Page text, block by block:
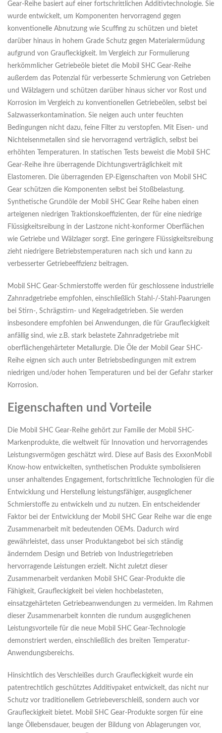
Gear-Reihe basiert auf einer fortschrittlichen Additivtechnologie. Sie
wurde entwickelt, um Komponenten hervorragend gegen
konventionelle Abnutzung wie Scuffing zu schützen und bietet
darüber hinaus in hohem Grade Schutz gegen Materialermüdung
aufgrund von Graufleckigkeit. Im Vergleich zur Formulierung
herkömmlicher Getriebeöle bietet die Mobil SHC Gear-Reihe
außerdem das Potenzial für verbesserte Schmierung von Getrieben
und Wälzlagern und schützen darüber hinaus sicher vor Rost und
Korrosion im Vergleich zu konventionellen Getriebeölen, selbst bei
Salzwasserkontamination. Sie neigen auch unter feuchten
Bedingungen nicht dazu, feine Filter zu verstopfen. Mit Eisen- und
Nichteisenmetallen sind sie hervorragend verträglich, selbst bei
erhöhten Temperaturen. In statischen Tests beweist die Mobil SHC
Gear-Reihe ihre überragende Dichtungsverträglichkeit mit
Elastomeren. Die überragenden EP-Eigenschaften von Mobil SHC
Gear schützen die Komponenten selbst bei Stoßbelastung.
Synthetische Grundöle der Mobil SHC Gear Reihe haben einen
arteigenen niedrigen Traktionskoeffizienten, der für eine niedrige
Flüssigkeitsreibung in der Lastzone nicht-konformer Oberflächen
wie Getriebe und Wälzlager sorgt. Eine geringere Flüssigkeitsreibung
zieht niedrigere Betriebstemperaturen nach sich und kann zu
verbesserter Getriebeeffizienz beitragen.
Mobil SHC Gear-Schmierstoffe werden für geschlossene industrielle
Zahnradgetriebe empfohlen, einschließlich Stahl-/-Stahl-Paarungen
bei Stirn-, Schrägstirn- und Kegelradgetrieben. Sie werden
insbesondere empfohlen bei Anwendungen, die für Graufleckigkeit
anfällig sind, wie z.B. stark belastete Zahnradgetriebe mit
oberflächengehärteter Metallurgie. Die Öle der Mobil Gear SHC-
Reihe eignen sich auch unter Betriebsbedingungen mit extrem
niedrigen und/oder hohen Temperaturen und bei der Gefahr starker
Korrosion.
Eigenschaften und Vorteile
Die Mobil SHC Gear-Reihe gehört zur Familie der Mobil SHC-
Markenprodukte, die weltweit für Innovation und hervorragendes
Leistungsvermögen geschätzt wird. Diese auf Basis des ExxonMobil
Know-how entwickelten, synthetischen Produkte symbolisieren
unser anhaltendes Engagement, fortschrittliche Technologien für die
Entwicklung und Herstellung leistungsfähiger, ausgeglichener
Schmierstoffe zu entwickeln und zu nutzen. Ein entscheidender
Faktor bei der Entwicklung der Mobil SHC Gear Reihe war die enge
Zusammenarbeit mit bedeutenden OEMs. Dadurch wird
gewährleistet, dass unser Produktangebot bei sich ständig
änderndem Design und Betrieb von Industriegetrieben
hervorragende Leistungen erzielt. Nicht zuletzt dieser
Zusammenarbeit verdanken Mobil SHC Gear-Produkte die
Fähigkeit, Graufleckigkeit bei vielen hochbelasteten,
einsatzgehärteten Getriebeanwendungen zu vermeiden. Im Rahmen
dieser Zusammenarbeit konnten die rundum ausgeglichenen
Leistungsvorteile für die neue Mobil SHC Gear-Technologie
demonstriert werden, einschließlich des breiten Temperatur-
Anwendungsbereichs.
Hinsichtlich des Verschleißes durch Graufleckigkeit wurde ein
patentrechtlich geschütztes Additivpaket entwickelt, das nicht nur
Schutz vor traditionellem Getriebeverschleiß, sondern auch vor
Graufleckigkeit bietet. Mobil SHC Gear-Produkte sorgen für eine
lange Öllebensdauer, beugen der Bildung von Ablagerungen vor,